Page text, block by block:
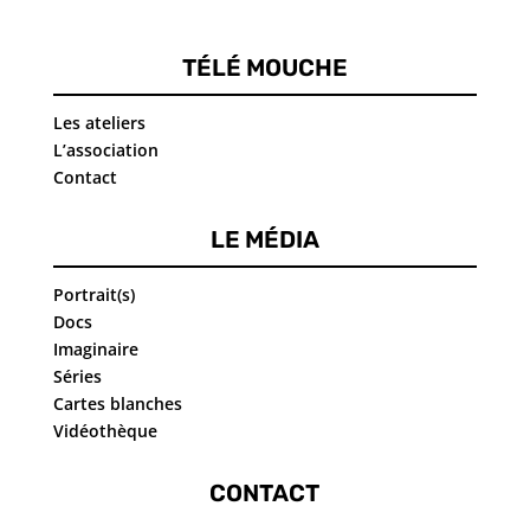
TÉLÉ MOUCHE
Les ateliers
L’association
Contact
LE MÉDIA
Portrait(s)
Docs
Imaginaire
Séries
Cartes blanches
Vidéothèque
CONTACT